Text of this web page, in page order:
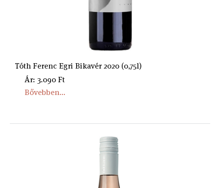
Tóth Ferenc Egri Bikavér 2020 (0,75l)
Ár: 3.090 Ft
Bővebben...